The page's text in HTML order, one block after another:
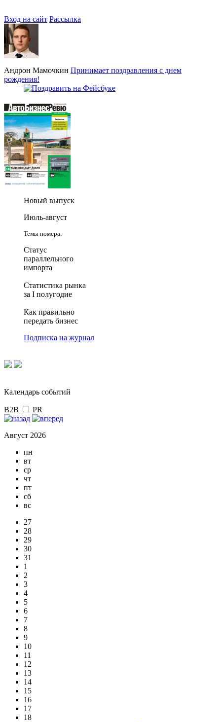
Вход на сайт Рассылка
Андрон Мамочкин Принимает поздравления с днем
рождения!
Новый выпуск
Июль-август
Темы номера:
Статус
параллельного
импорта
Статистика рынка
за I полугодие
Как правильно
передать бизнес
Подписка на журнал
Календарь событий
B2B PR
Август 2026
пн
вт
ср
чт
пт
сб
вс
27
28
29
30
31
1
2
3
4
5
6
7
8
9
10
11
12
13
14
15
16
17
18